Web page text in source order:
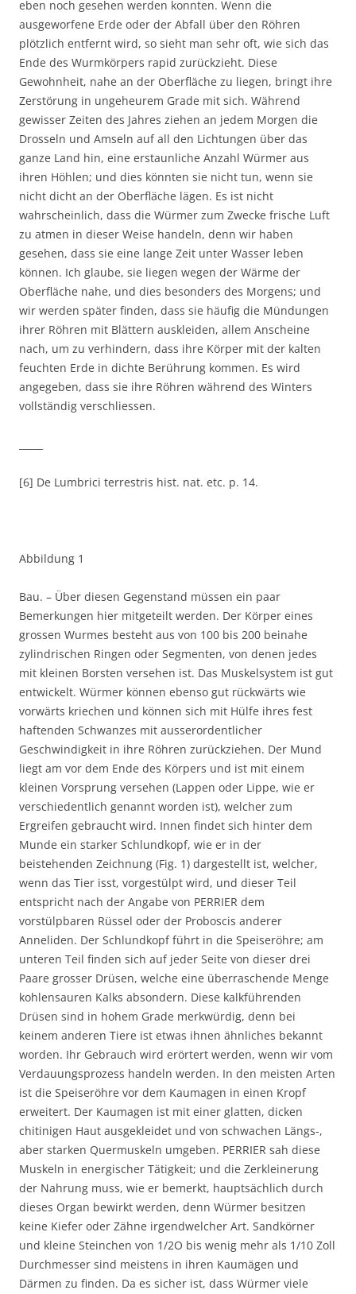
eben noch gesehen werden konnten. Wenn die
ausgeworfene Erde oder der Abfall über den Röhren
plötzlich entfernt wird, so sieht man sehr oft, wie sich das
Ende des Wurmkörpers rapid zurückzieht. Diese
Gewohnheit, nahe an der Oberfläche zu liegen, bringt ihre
Zerstörung in ungeheurem Grade mit sich. Während
gewisser Zeiten des Jahres ziehen an jedem Morgen die
Drosseln und Amseln auf all den Lichtungen über das
ganze Land hin, eine erstaunliche Anzahl Würmer aus
ihren Höhlen; und dies könnten sie nicht tun, wenn sie
nicht dicht an der Oberfläche lägen. Es ist nicht
wahrscheinlich, dass die Würmer zum Zwecke frische Luft
zu atmen in dieser Weise handeln, denn wir haben
gesehen, dass sie eine lange Zeit unter Wasser leben
können. Ich glaube, sie liegen wegen der Wärme der
Oberfläche nahe, und dies besonders des Morgens; und
wir werden später finden, dass sie häufig die Mündungen
ihrer Röhren mit Blättern auskleiden, allem Anscheine
nach, um zu verhindern, dass ihre Körper mit der kalten
feuchten Erde in dichte Berührung kommen. Es wird
angegeben, dass sie ihre Röhren während des Winters
vollständig verschliessen.
[6] De Lumbrici terrestris hist. nat. etc. p. 14.
Abbildung 1
Bau. – Über diesen Gegenstand müssen ein paar
Bemerkungen hier mitgeteilt werden. Der Körper eines
grossen Wurmes besteht aus von 100 bis 200 beinahe
zylindrischen Ringen oder Segmenten, von denen jedes
mit kleinen Borsten versehen ist. Das Muskelsystem ist gut
entwickelt. Würmer können ebenso gut rückwärts wie
vorwärts kriechen und können sich mit Hülfe ihres fest
haftenden Schwanzes mit ausserordentlicher
Geschwindigkeit in ihre Röhren zurückziehen. Der Mund
liegt am vor dem Ende des Körpers und ist mit einem
kleinen Vorsprung versehen (Lappen oder Lippe, wie er
verschiedentlich genannt worden ist), welcher zum
Ergreifen gebraucht wird. Innen findet sich hinter dem
Munde ein starker Schlundkopf, wie er in der
beistehenden Zeichnung (Fig. 1) dargestellt ist, welcher,
wenn das Tier isst, vorgestülpt wird, und dieser Teil
entspricht nach der Angabe von PERRIER dem
vorstülpbaren Rüssel oder der Proboscis anderer
Anneliden. Der Schlundkopf führt in die Speiseröhre; am
unteren Teil finden sich auf jeder Seite von dieser drei
Paare grosser Drüsen, welche eine überraschende Menge
kohlensauren Kalks absondern. Diese kalkführenden
Drüsen sind in hohem Grade merkwürdig, denn bei
keinem anderen Tiere ist etwas ihnen ähnliches bekannt
worden. Ihr Gebrauch wird erörtert werden, wenn wir vom
Verdauungsprozess handeln werden. In den meisten Arten
ist die Speiseröhre vor dem Kaumagen in einen Kropf
erweitert. Der Kaumagen ist mit einer glatten, dicken
chitinigen Haut ausgekleidet und von schwachen Längs-,
aber starken Quermuskeln umgeben. PERRIER sah diese
Muskeln in energischer Tätigkeit; und die Zerkleinerung
der Nahrung muss, wie er bemerkt, hauptsächlich durch
dieses Organ bewirkt werden, denn Würmer besitzen
keine Kiefer oder Zähne irgendwelcher Art. Sandkörner
und kleine Steinchen von 1/2O bis wenig mehr als 1/10 Zoll
Durchmesser sind meistens in ihren Kaumägen und
Därmen zu finden. Da es sicher ist, dass Würmer viele